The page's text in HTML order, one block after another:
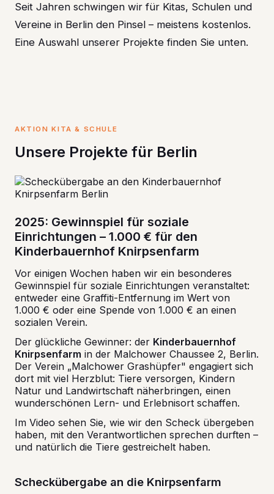
Seit Jahren schwingen wir für Kitas, Schulen und
Vereine in Berlin den Pinsel – meistens kostenlos.
Eine Auswahl unserer Projekte finden Sie unten.
AKTION KITA & SCHULE
Unsere Projekte für Berlin
2025: Gewinnspiel für soziale
Einrichtungen – 1.000 € für den
Kinderbauernhof Knirpsenfarm
Vor einigen Wochen haben wir ein besonderes
Gewinnspiel für soziale Einrichtungen veranstaltet:
entweder eine Graffiti-Entfernung im Wert von
1.000 € oder eine Spende von 1.000 € an einen
sozialen Verein.
Der glückliche Gewinner: der Kinderbauernhof
Knirpsenfarm in der Malchower Chaussee 2, Berlin.
Der Verein „Malchower Grashüpfer" engagiert sich
dort mit viel Herzblut: Tiere versorgen, Kindern
Natur und Landwirtschaft näherbringen, einen
wunderschönen Lern- und Erlebnisort schaffen.
Im Video sehen Sie, wie wir den Scheck übergeben
haben, mit den Verantwortlichen sprechen durften –
und natürlich die Tiere gestreichelt haben.
Scheckübergabe an die Knirpsenfarm